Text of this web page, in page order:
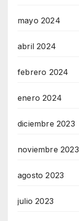
mayo 2024
abril 2024
febrero 2024
enero 2024
diciembre 2023
noviembre 2023
agosto 2023
julio 2023